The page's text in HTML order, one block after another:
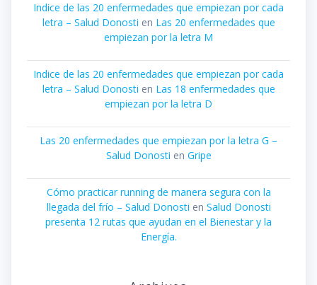
Indice de las 20 enfermedades que empiezan por cada
letra – Salud Donosti en Las 20 enfermedades que
empiezan por la letra M
Indice de las 20 enfermedades que empiezan por cada
letra – Salud Donosti en Las 18 enfermedades que
empiezan por la letra D
Las 20 enfermedades que empiezan por la letra G –
Salud Donosti en Gripe
Cómo practicar running de manera segura con la
llegada del frío – Salud Donosti en Salud Donosti
presenta 12 rutas que ayudan en el Bienestar y la
Energía.